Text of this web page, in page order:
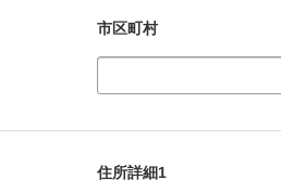
市区町村
住所詳細1